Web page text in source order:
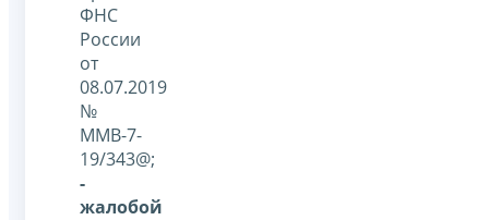
ФНС
России
от
08.07.2019
№
ММВ-7-
19/343@;
-
жалобой